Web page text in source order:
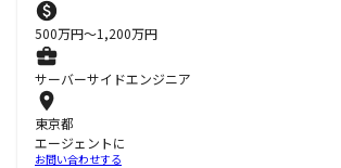
500万円〜1,200万円
サーバーサイドエンジニア
東京都
エージェントに
お問い合わせする